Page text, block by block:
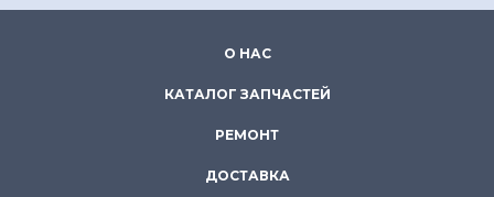
О НАС
КАТАЛОГ ЗАПЧАСТЕЙ
РЕМОНТ
ДОСТАВКА